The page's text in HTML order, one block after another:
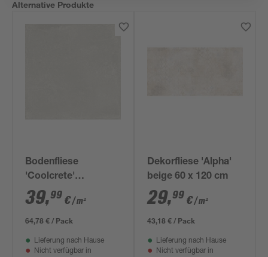
Alternative Produkte
Bodenfliese
'Coolcrete'
Feinsteinzeug weiß
90 x 90 x 0,9 cm
39,99 €/ m²
64,78 € / Pack
Lieferung nach Hause
Nicht verfügbar in
Dekorfliese 'Alpha'
beige 60 x 120 cm
29,99 €/ m²
43,18 € / Pack
Lieferung nach Hause
Nicht verfügbar in